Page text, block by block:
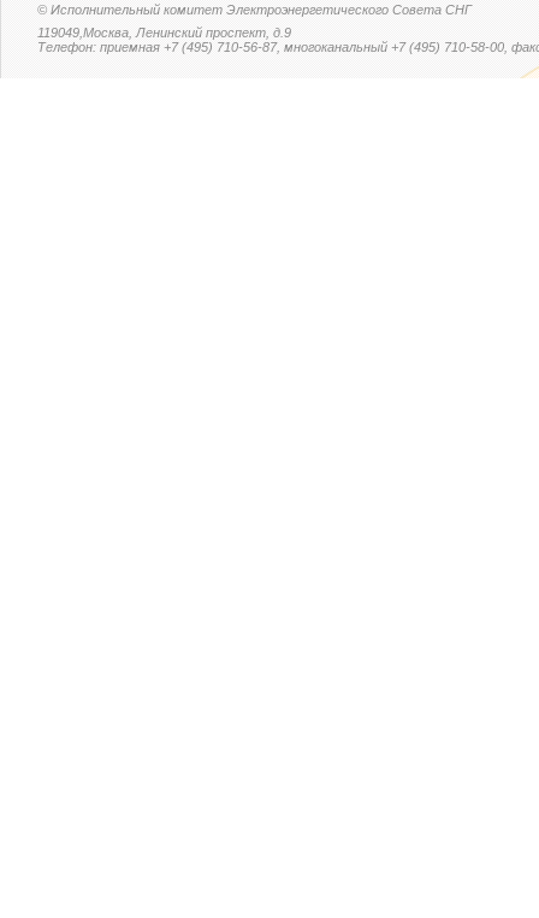
© Исполнительный комитет Электроэнергетического Совета СНГ
119049,Москва, Ленинский проспект, д.9
Телефон: приемная +7 (495) 710-56-87, многоканальный +7 (495) 710-58-00,